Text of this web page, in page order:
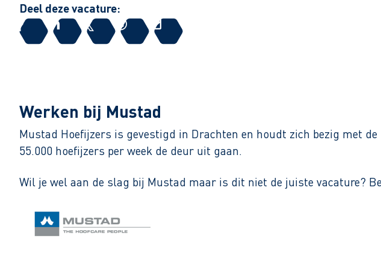
Deel deze vacature:
Werken bij Mustad
Mustad Hoefijzers is gevestigd in Drachten en houdt zich bezig met
55.000 hoefijzers per week de deur uit gaan.
Wil je wel aan de slag bij Mustad maar is dit niet de juiste vacature?